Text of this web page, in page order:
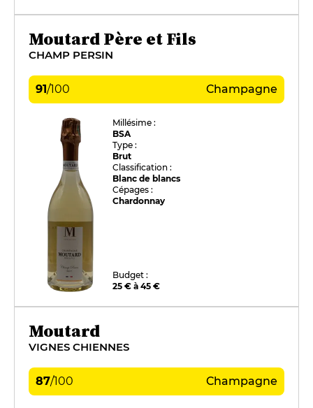
Moutard Père et Fils
CHAMP PERSIN
91/100 Champagne
Millésime :
BSA
Type :
Brut
Classification :
Blanc de blancs
Cépages :
Chardonnay
Budget :
25 € à 45 €
Moutard
VIGNES CHIENNES
87/100 Champagne